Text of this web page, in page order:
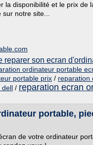
la disponibilité et le prix de
notre site...
reparer son ecran
ordinateur portable
portable prix / reparation
dell / reparation ecran
portable,
de votre ordinateur